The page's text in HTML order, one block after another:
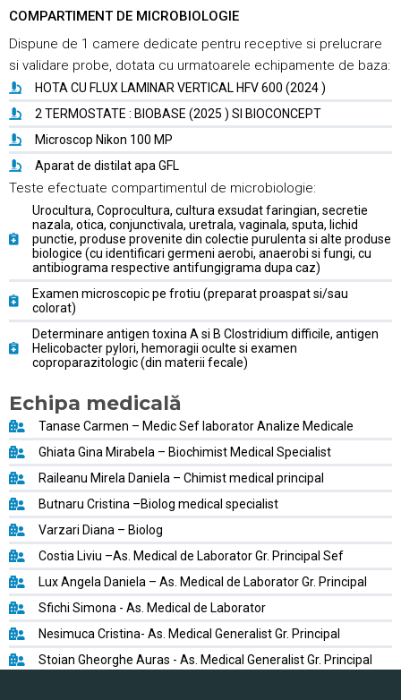
COMPARTIMENT DE MICROBIOLOGIE
Dispune de 1 camere dedicate pentru receptive si prelucrare
si validare probe, dotata cu urmatoarele echipamente de baza:
HOTA CU FLUX LAMINAR VERTICAL HFV 600 (2024 )
2 TERMOSTATE : BIOBASE (2025 ) SI BIOCONCEPT
Microscop Nikon 100 MP
Aparat de distilat apa GFL
Teste efectuate compartimentul de microbiologie:
Urocultura, Coprocultura, cultura exsudat faringian, secretie
nazala, otica, conjunctivala, uretrala, vaginala, sputa, lichid
punctie, produse provenite din colectie purulenta si alte produse
biologice (cu identificari germeni aerobi, anaerobi si fungi, cu
antibiograma respective antifungigrama dupa caz)
Examen microscopic pe frotiu (preparat proaspat si/sau
colorat)
Determinare antigen toxina A si B Clostridium difficile, antigen
Helicobacter pylori, hemoragii oculte si examen
coproparazitologic (din materii fecale)
Echipa medicală
Tanase Carmen – Medic Sef laborator Analize Medicale
Ghiata Gina Mirabela – Biochimist Medical Specialist
Raileanu Mirela Daniela – Chimist medical principal
Butnaru Cristina –Biolog medical specialist
Varzari Diana – Biolog
Costia Liviu –As. Medical de Laborator Gr. Principal Sef
Lux Angela Daniela – As. Medical de Laborator Gr. Principal
Sfichi Simona - As. Medical de Laborator
Nesimuca Cristina- As. Medical Generalist Gr. Principal
Stoian Gheorghe Auras - As. Medical Generalist Gr. Principal